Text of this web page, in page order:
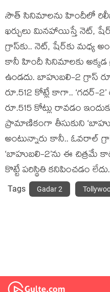
సౌత్ సినిమాలను హిందీలో రిలీజ్
ఖర్చులు మినహాయిస్తే నెట్,
గ్రాస్‌కు.. నెట్, షేర్‌కు మధ్య
కానీ హిందీ సినిమాలకు అక్కడ
ఉండదు. బాహుబలి-2 గ్రాస్
రూ.512 కోట్లే కాగా.. ‘గదర్-
రూ.515 కోట్లు రావడం
ప్రామాణికంగా తీసుకుని
అంటున్నారు కానీ.. ఓవరాల్
‘బాహుబలి-2’ను ఈ చిత్రమే
కొట్టే పరిస్థితి కనిపించడం లేదు.
Tags Gadar 2